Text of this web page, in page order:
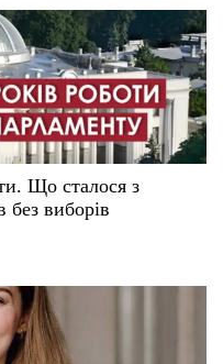
Що сталося з
без виборів